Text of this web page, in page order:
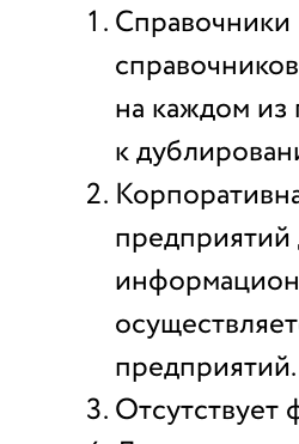
на каждом из
к
предприятий
предприятий.
Отсутствует